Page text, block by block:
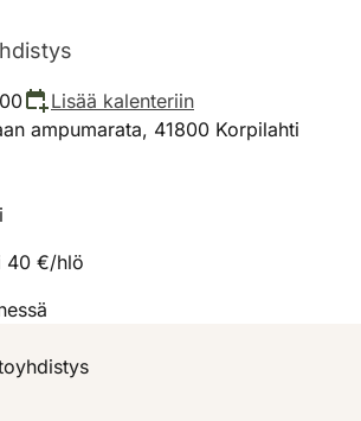
Lisää kalenteriin
ampumarata, 41800 Korpilahti
40 €/hlö